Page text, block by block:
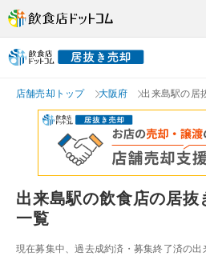
店舗売却トップ 大阪府 出来島駅の居
出来島駅の飲食店の居抜
一覧
現在募集中、過去成約済・募集終了済の